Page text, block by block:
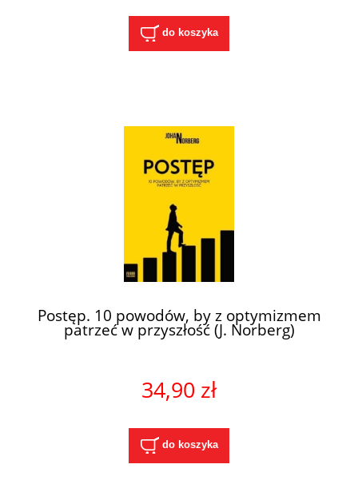
do koszyka
Postęp. 10 powodów, by z optymizmem
patrzeć w przyszłość (J. Norberg)
34,90 zł
do koszyka